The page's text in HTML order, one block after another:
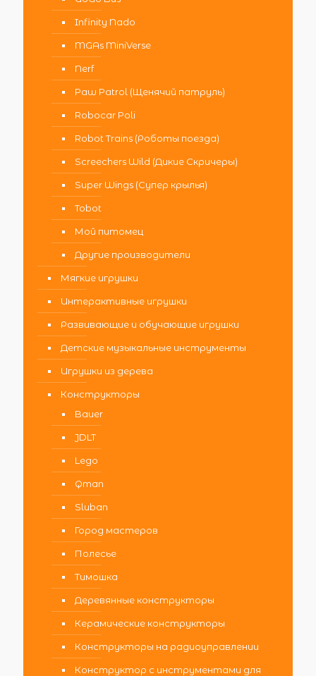
Infinity Nado
MGAs MiniVerse
Nerf
Paw Patrol (Щенячий патруль)
Robocar Poli
Robot Trains (Роботы поезда)
Screechers Wild (Дикие Скричеры)
Super Wings (Супер крылья)
Tobot
Мой питомец
Другие производители
Мягкие игрушки
Интерактивные игрушки
Развивающие и обучающие игрушки
Детские музыкальные инструменты
Игрушки из дерева
Конструкторы
Bauer
JDLT
Lego
Qman
Sluban
Город мастеров
Полесье
Тимошка
Деревянные конструкторы
Керамические конструкторы
Конструкторы на радиоуправлении
Конструктор с инструментами для